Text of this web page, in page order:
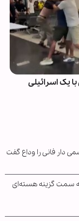
یک اسرائیلی
دار فانی را وداع گفت
به سمت گزینه هسته‌ای